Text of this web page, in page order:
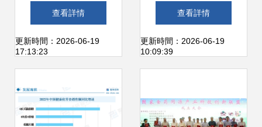
病——黑龍江工商
學院心理健康教育
指南
查看詳情
更新時間：2026-06-19
17:13:23
居產業大會 熱舒適
獲證產品引領新時
查看詳情
更新時間：2026-06-19
10:09:39